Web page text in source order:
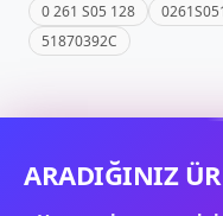
0 261 S05 128
51870392C
ARADIĞINIZ